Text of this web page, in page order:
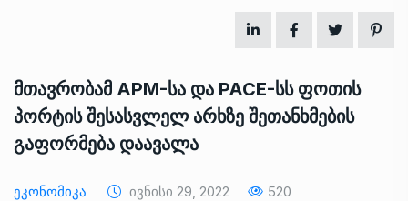
მთავრობამ APM-სა და PACE-სს ფოთის
პორტის შესასვლელ არხზე შეთანხმების
გაფორმება დაავალა
Ეკონომიკა Ივნისი 29, 2022 520